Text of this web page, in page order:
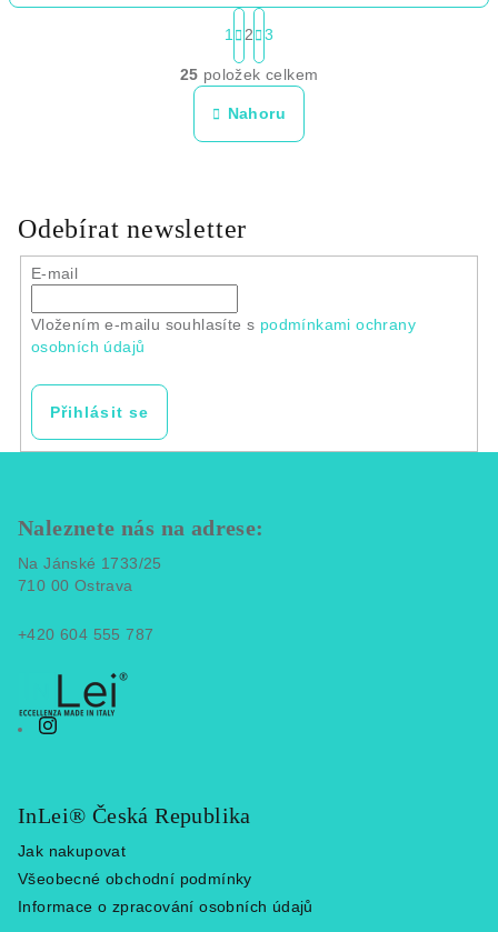
O
v
l
á
v
p
u
S
t
r
n
n
1 2 3
25 položek celkem
Nahoru
Odebírat newsletter
E-mail
Vložením e-mailu souhlasíte s podmínkami ochrany
osobních údajů
Přihlásit se
Naleznete nás na adrese:
Na Jánské 1733/25
710 00 Ostrava
+420 604 555 787
InLei® Česká Republika
Jak nakupovat
Všeobecné obchodní podmínky
Informace o zpracování osobních údajů